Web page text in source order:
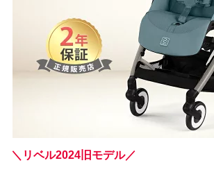
＼リベル2024旧モデル／